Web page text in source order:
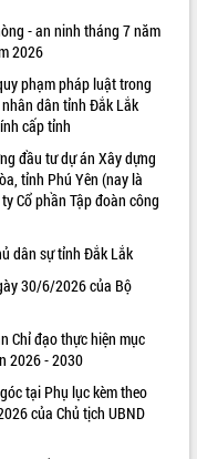
- an ninh tháng 7 năm
2026
phạm pháp luật trong
dân tỉnh Đắk Lắk
cấp tỉnh
đầu tư dự án Xây dựng
tỉnh Phú Yên (nay là
Cổ phần Tập đoàn công
dân sự tỉnh Đắk Lắk
30/6/2026 của Bộ
Chỉ đạo thực hiện mục
2026 - 2030
tại Phụ lục kèm theo
của Chủ tịch UBND